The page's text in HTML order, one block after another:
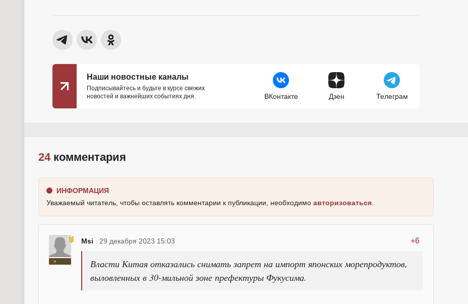
Наши новостные каналы
Подписывайтесь и будьте в курсе свежих
новостей и важнейших событиях дня.
ВКонтакте Дзен Телеграм
24комментария
ИНФОРМАЦИЯ
Уважаемый читатель, чтобы оставлять комментарии к публикации, необходимо авторизоваться
Msi +6
29 декабря 2023 15:03
Власти Китая отказались снимать запрет на импорт японских морепродуктов,
выловленных в 30-мильной зоне префектуры Фукусима.